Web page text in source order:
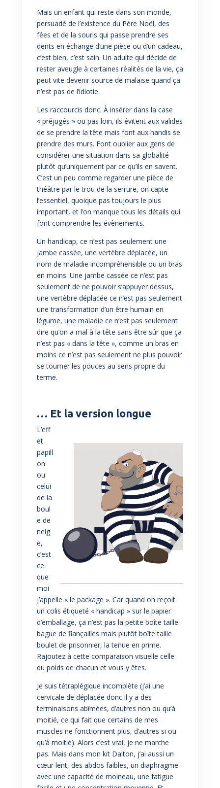
Mais un enfant qui reste dans son monde,
persuadé de l’existence du Père Noël, des
fées et de la souris qui passe prendre ses
dents en échange d’une pièce ou d’un cadeau,
c’est bien, c’est sain. Un adulte qui décide de
rester aveugle à certaines réalités de la vie, ça
peut vite devenir source de malaise quand ça
n’est pas de l’idiotie.
Les raccourcis donc. À insérer dans la case
« préjugés » ou pas loin, ils évitent aux valides
de se prendre la tête mais font aux handis se
prendre des murs. Font oublier aux gens de
considérer une situation dans sa globalité
plutôt qu’uniquement par ce qu’ils en savent.
C’est un peu comme regarder une pièce de
théâtre par le trou de la serrure, on capte
l’essentiel, quoique pas toujours le plus
important, et l’on manque tous les détails qui
font comprendre les évènements.
Un handicap, ce n’est pas seulement une
jambe cassée, une vertèbre déplacée, un
nom de maladie incompréhensible ou un bras
en moins. Une jambe cassée ce n’est pas
seulement de ne pouvoir s’appuyer dessus,
une vertèbre déplacée ce n’est pas seulement
une transformation d’un être humain en
légume, une maladie ce n’est pas seulement
dire qu’on a mal à la tête sans être sûr que ça
n’est pas « dans la tête », comme un bras en
moins ce n’est pas seulement ne plus pouvoir
se tourner les pouces au sens propre du
terme.
… Et la version longue
L’eff
et
papill
on
ou
celui
de la
boul
e de
neig
e,
c’est
ce
que
moi
j’appelle « le package ». Car quand on reçoit
un colis étiqueté « handicap » sur le papier
d’emballage, ça n’est pas la petite boîte taille
bague de fiançailles mais plutôt boîte taille
boulet de prisonnier, la tenue en prime.
Rajoutez à cette comparaison visuelle celle
du poids de chacun et vous y êtes.
Je suis tétraplégique incomplète (j’ai une
cervicale de déplacée donc il y a des
terminaisons abîmées, d’autres non ou qu’à
moitié, ce qui fait que certains de mes
muscles ne fonctionnent plus, d’autres si ou
qu’à moitié). Alors c’est vrai, je ne marche
pas. Mais dans mon kit Dalton, j’ai aussi un
cœur lent, des abdos faibles, un diaphragme
avec une capacité de moineau, une fatigue